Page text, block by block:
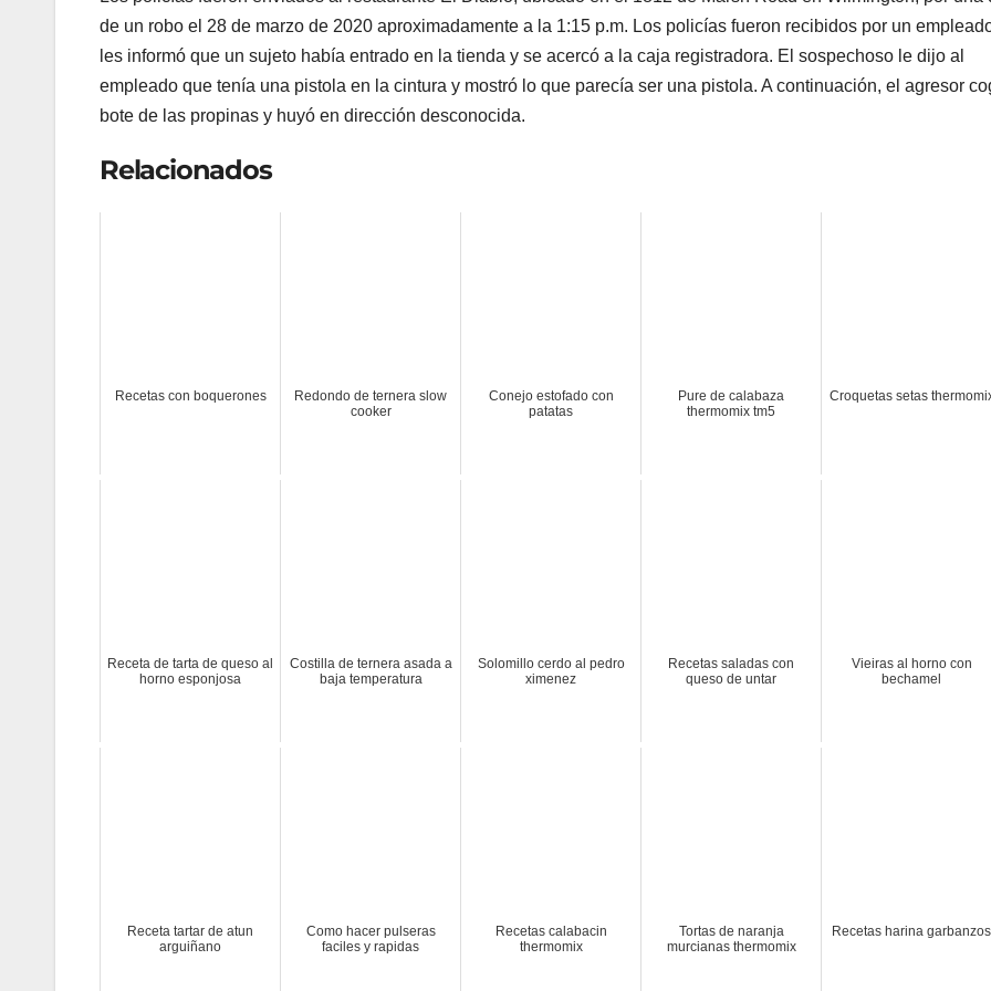
de un robo el 28 de marzo de 2020 aproximadamente a la 1:15 p.m. Los policías fueron recibidos por un
les informó que un sujeto había entrado en la tienda y se acercó a la caja registradora. El sospechoso le dijo al
empleado que tenía una pistola en la cintura y mostró lo que parecía ser una pistola. A continuación, el agresor
bote de las propinas y huyó en dirección desconocida.
Relacionados
Recetas con boquerones
Redondo de ternera slow
cooker
Conejo estofado con
patatas
Pure de calabaza
thermomix tm5
Croquetas setas
Receta de tarta de queso al
horno esponjosa
Costilla de ternera asada a
baja temperatura
Solomillo cerdo al pedro
ximenez
Recetas saladas con
queso de untar
Vieiras al horno con
bechamel
Receta tartar de atun
arguiñano
Como hacer pulseras
faciles y rapidas
Recetas calabacin
thermomix
Tortas de naranja
murcianas thermomix
Recetas harina garbanzos